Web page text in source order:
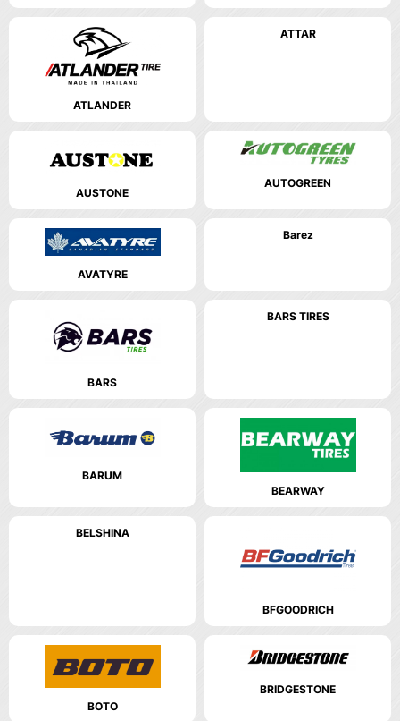
ATLANDER
ATTAR
AUSTONE
AUTOGREEN
AVATYRE
Barez
BARS
BARS TIRES
BARUM
BEARWAY
BELSHINA
BFGOODRICH
BOTO
BRIDGESTONE